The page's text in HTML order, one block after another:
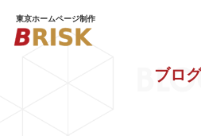
東京ホームページ制作
ブログ